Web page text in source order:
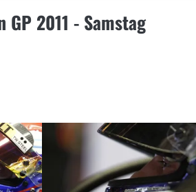
GP 2011 - Samstag